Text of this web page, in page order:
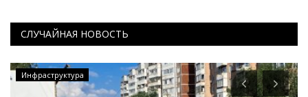
СЛУЧАЙНАЯ НОВОСТЬ
Инфраструктура